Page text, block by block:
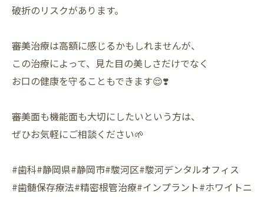
破折のリスクがあります。
審美治療は高額に感じるかもしれませんが、
この治療によって、見た目の美しさだけでなく
お口の健康を守ることもできます😌❣️
審美面も機能面も大切にしたいという方は、
ぜひお気軽にご相談ください🌱
#歯科#静岡県#静岡市#駿河区#駿河デンタルオフィス
#歯髄保存療法#精密根管治療#インプラント#ホワイトニ